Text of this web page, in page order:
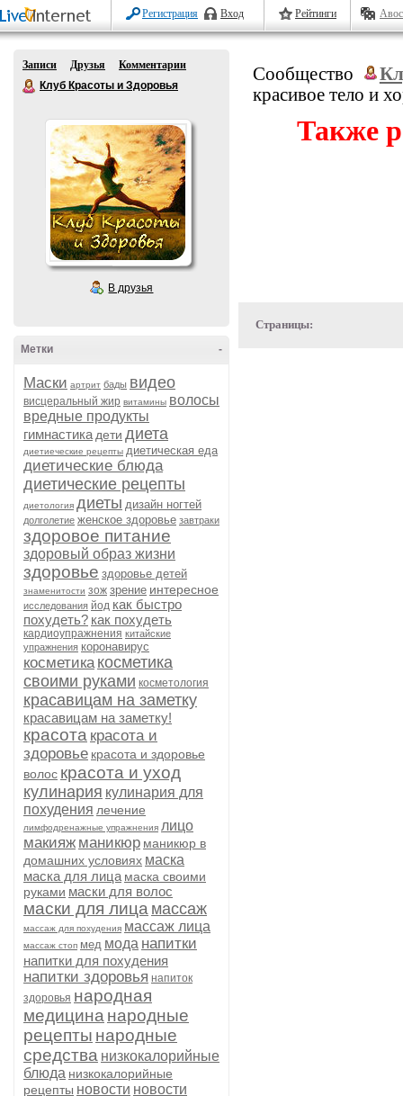
Регистрация Вход Рейтинги
Записи Друзья
Комментарии
Клуб Красоты и Здоровья
В друзья
-
Метки
Маски артрит бады видео
висцеральный жир витамины волосы
вредные продукты
гимнастика дети диета
диетиеческие рецепты диетическая еда
диетические блюда
диетические рецепты
диетология диеты дизайн ногтей
долголетие женское здоровье завтраки
здоровое питание
здоровый образ жизни
здоровье здоровье детей
знаменитости зож зрение интересное
исследования йод как быстро
похудеть? как похудеть
кардиоупражнения китайские
упражнения коронавирус
косметика косметика
своими руками косметология
красавицам на заметку
красавицам на заметку!
красота красота и
здоровье красота и здоровье
волос красота и уход
кулинария кулинария для
похудения лечение
лимфодренажные упражнения лицо
макияж маникюр маникюр в
домашних условиях маска
маска для лица маска своими
руками маски для волос
маски для лица массаж
массаж для похудения массаж лица
массаж стоп мед мода напитки
напитки для похудения
напитки здоровья напиток
здоровья народная
медицина народные
рецепты народные
средства низкокалорийные
блюда низкокалорийные
рецепты новости новости
Сообщество
красивое тело и
Также
Страницы: